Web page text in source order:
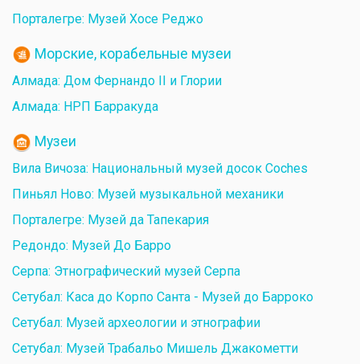
Порталегре: Музей Хосе Реджо
Морские, корабельные музеи
Алмада: Дом Фернандо II и Глории
Алмада: НРП Барракуда
Музеи
Вила Вичоза: Национальный музей досок Coches
Пиньял Ново: Музей музыкальной механики
Порталегре: Музей да Тапекария
Редондо: Музей До Барро
Серпа: Этнографический музей Серпа
Сетубал: Каса до Корпо Санта - Музей до Барроко
Сетубал: Музей археологии и этнографии
Сетубал: Музей Трабальо Мишель Джакометти